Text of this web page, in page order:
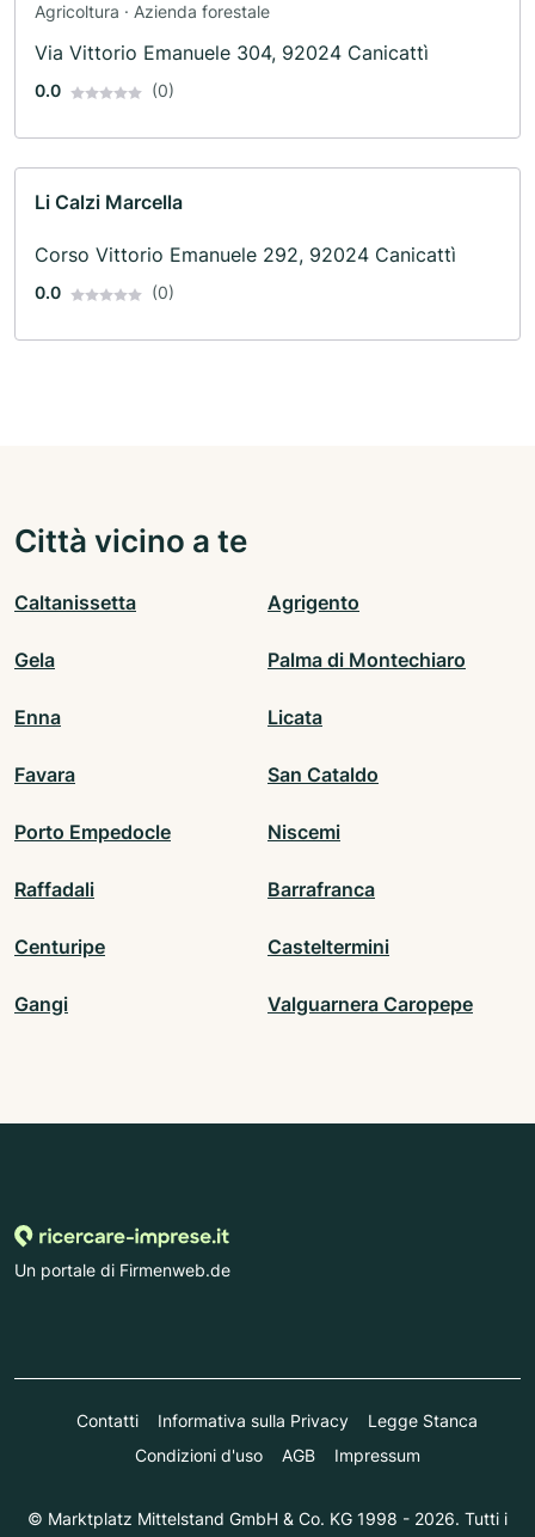
Agricoltura · Azienda forestale
Via Vittorio Emanuele 304, 92024 Canicattì
0.0 (0)
Li Calzi Marcella
Corso Vittorio Emanuele 292, 92024 Canicattì
0.0 (0)
Città vicino a te
Caltanissetta Agrigento
Gela Palma di Montechiaro
Enna Licata
Favara San Cataldo
Porto Empedocle Niscemi
Raffadali Barrafranca
Centuripe Casteltermini
Gangi Valguarnera Caropepe
Un portale di Firmenweb.de
Contatti Informativa sulla Privacy
Legge Stanca
Condizioni d'uso
AGB Impressum
© Marktplatz Mittelstand GmbH & Co. KG 1998 - 2026. Tutti i